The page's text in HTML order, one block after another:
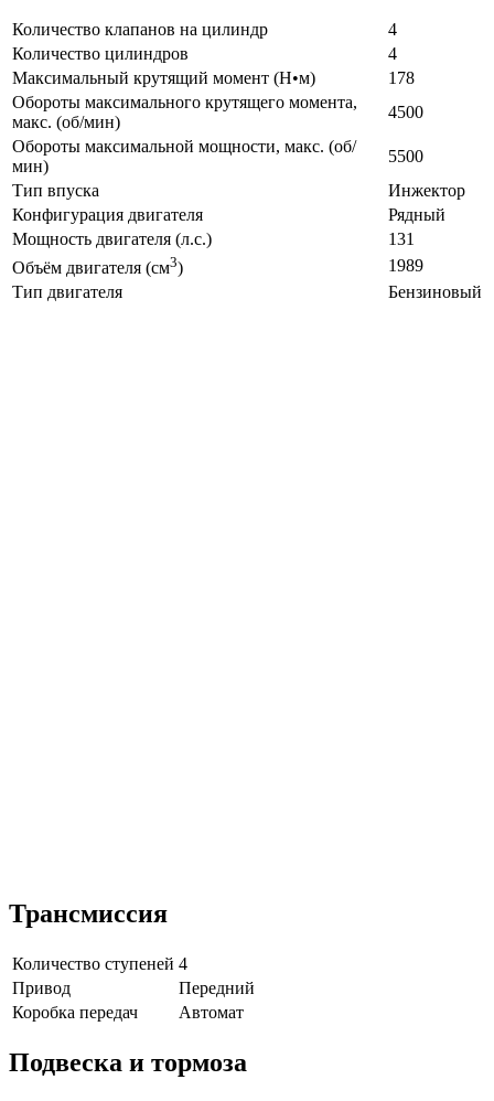
Количество клапанов на цилиндр
4
Количество цилиндров
4
Максимальный крутящий момент (Н•м)
178
Обороты максимального крутящего момента,
макс. (об/мин)
4500
Обороты максимальной мощности, макс. (об/
мин)
5500
Тип впуска
Инжектор
Конфигурация двигателя
Рядный
Мощность двигателя (л.с.)
131
Объём двигателя (см3)
1989
Тип двигателя
Бензиновый
Трансмиссия
Количество ступеней 4
Привод
Передний
Коробка передач
Автомат
Подвеска и тормоза